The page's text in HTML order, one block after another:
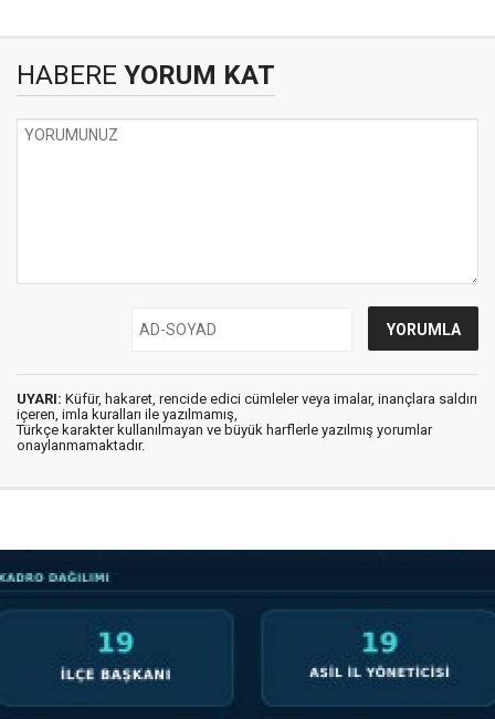
HABERE YORUM KAT
UYARI: Küfür, hakaret, rencide edici cümleler veya imalar, inançlara saldırı
içeren, imla kuralları ile yazılmamış,
Türkçe karakter kullanılmayan ve büyük harflerle yazılmış yorumlar
onaylanmamaktadır.